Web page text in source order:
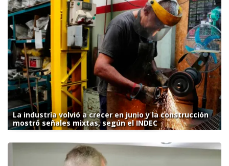
La industria volvió a crecer en junio y la construcción
mostró señales mixtas, según el INDEC